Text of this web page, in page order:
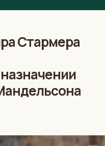
Стармера